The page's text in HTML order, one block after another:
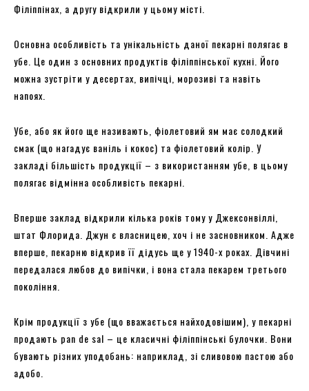
Філіппінах, а другу відкрили у цьому місті.
Основна особливість та унікальність даної пекарні полягає в
убе. Це один з основних продуктів філіппінської кухні. Його
можна зустріти у десертах, випічці, морозиві та навіть
напоях.
Убе, або як його ще називають, фіолетовий ям має солодкий
смак (що нагадує ваніль і кокос) та фіолетовий колір. У
закладі більшість продукції – з використанням убе, в цьому
полягає відмінна особливість пекарні.
Вперше заклад відкрили кілька років тому у Джексонвіллі,
штат Флорида. Джун є власницею, хоч і не засновником. Адже
вперше, пекарню відкрив її дідусь ще у 1940-х роках. Дівчині
передалася любов до випічки, і вона стала пекарем третього
покоління.
Крім продукції з убе (що вважається найходовішим), у пекарні
продають pan de sal – це класичні філіппінські булочки. Вони
бувають різних уподобань: наприклад, зі сливовою пастою або
адобо.